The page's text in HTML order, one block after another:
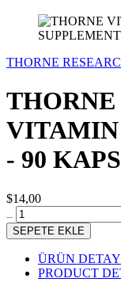
THORNE
VITAMIN
- 90
$14,00
SEPETE EKLE
ÜRÜN
PRODUCT